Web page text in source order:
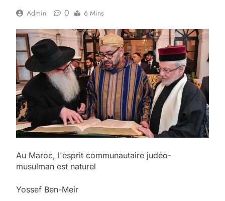
Admin 0 6 Mins
Au Maroc, l'esprit communautaire judéo-
musulman est naturel
Yossef Ben-Meir